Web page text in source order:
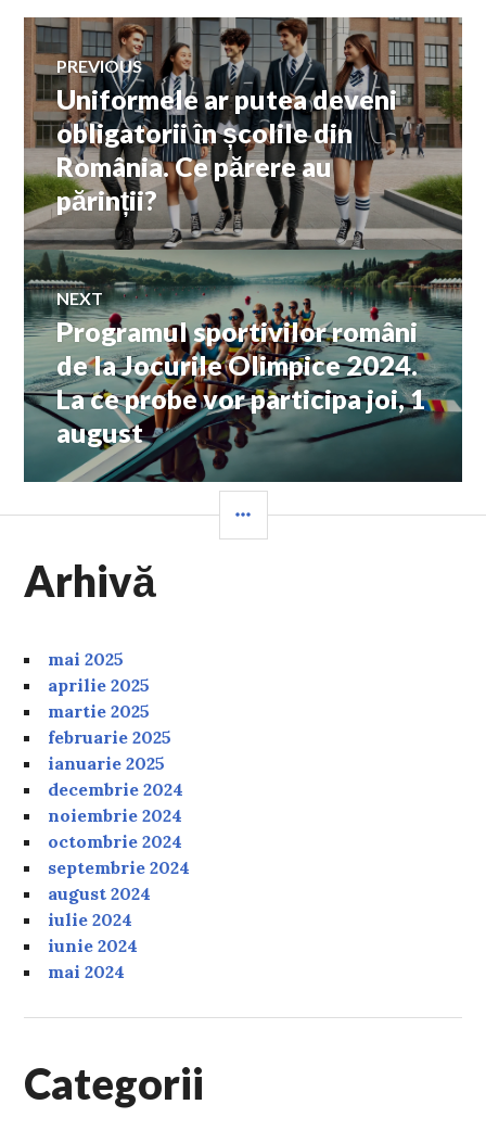
Navigare
în
articole
PREVIOUS
Previous
post:
Uniformele ar putea deveni
obligatorii în școlile din
România. Ce părere au
părinții?
NEXT
Next
post:
Programul sportivilor români
de la Jocurile Olimpice 2024.
La ce probe vor participa joi, 1
august
Arhivă
mai 2025
aprilie 2025
martie 2025
februarie 2025
ianuarie 2025
decembrie 2024
noiembrie 2024
octombrie 2024
septembrie 2024
august 2024
iulie 2024
iunie 2024
mai 2024
Categorii